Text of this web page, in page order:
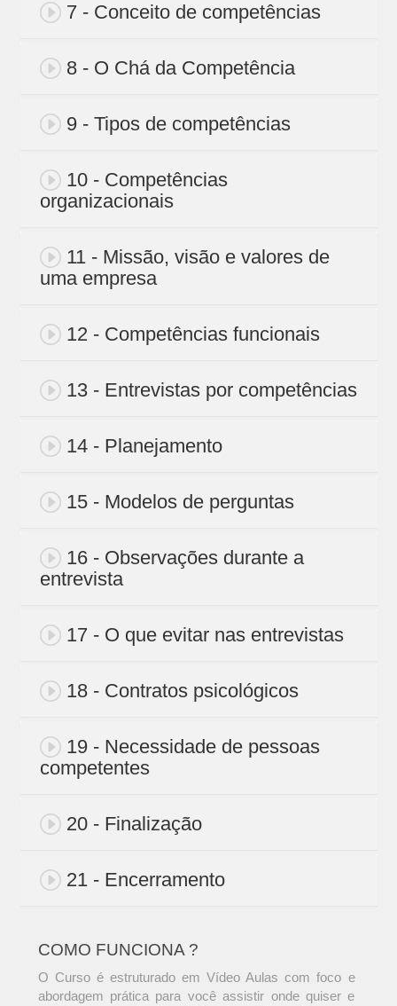
7 - Conceito de competências
8 - O Chá da Competência
9 - Tipos de competências
10 - Competências
organizacionais
11 - Missão, visão e valores de
uma empresa
12 - Competências funcionais
13 - Entrevistas por competências
14 - Planejamento
15 - Modelos de perguntas
16 - Observações durante a
entrevista
17 - O que evitar nas entrevistas
18 - Contratos psicológicos
19 - Necessidade de pessoas
competentes
20 - Finalização
21 - Encerramento
COMO FUNCIONA ?
O Curso é estruturado em Vídeo Aulas com foco e
abordagem prática para você assistir onde quiser e